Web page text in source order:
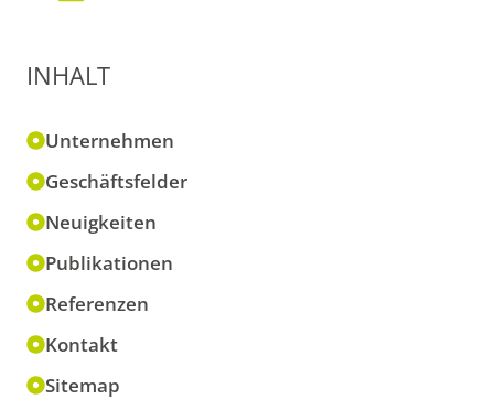
INHALT
Unternehmen
Geschäftsfelder
Neuigkeiten
Publikationen
Referenzen
Kontakt
Sitemap